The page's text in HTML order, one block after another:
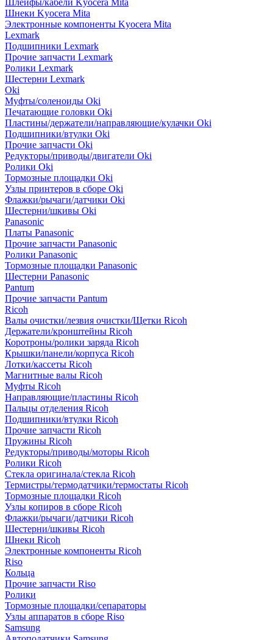
Шлейфы/кабели Kyocera Mita
Шнеки Kyocera Mita
Электронные компоненты Kyocera Mita
Lexmark
Подшипники Lexmark
Прочие запчасти Lexmark
Ролики Lexmark
Шестерни Lexmark
Oki
Муфты/соленоиды Oki
Печатающие головки Oki
Пластины/держатели/направляющие/кулачки Oki
Подшипники/втулки Oki
Прочие запчасти Oki
Редукторы/приводы/двигатели Oki
Ролики Oki
Тормозные площадки Oki
Узлы принтеров в сборе Oki
Флажки/рычаги/датчики Oki
Шестерни/шкивы Oki
Panasonic
Платы Panasonic
Прочие запчасти Panasonic
Ролики Panasonic
Тормозные площадки Panasonic
Шестерни Panasonic
Pantum
Прочие запчасти Pantum
Ricoh
Валы очистки/лезвия очистки/Щетки Ricoh
Держатели/кронштейны Ricoh
Коротроны/ролики заряда Ricoh
Крышки/панели/корпуса Ricoh
Лотки/кассеты Ricoh
Магнитные валы Ricoh
Муфты Ricoh
Направляющие/пластины Ricoh
Пальцы отделения Ricoh
Подшипники/втулки Ricoh
Прочие запчасти Ricoh
Пружины Ricoh
Редукторы/приводы/моторы Ricoh
Ролики Ricoh
Стекла оригинала/стекла Ricoh
Термистры/термодатчики/термостаты Ricoh
Тормозные площадки Ricoh
Узлы копиров в сборе Ricoh
Флажки/рычаги/датчики Ricoh
Шестерни/шкивы Ricoh
Шнеки Ricoh
Электронные компоненты Ricoh
Riso
Кольца
Прочие запчасти Riso
Ролики
Тормозные площадки/сепараторы
Узлы аппаратов в сборе Riso
Samsung